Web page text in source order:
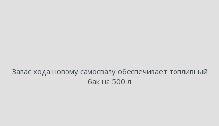
Запас хода новому самосвалу обеспечивает топливный
бак на 500 л